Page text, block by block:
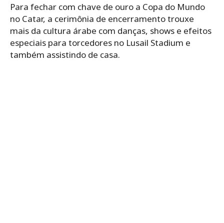
Para fechar com chave de ouro a Copa do Mundo
no Catar, a cerimônia de encerramento trouxe
mais da cultura árabe com danças, shows e efeitos
especiais para torcedores no Lusail Stadium e
também assistindo de casa.